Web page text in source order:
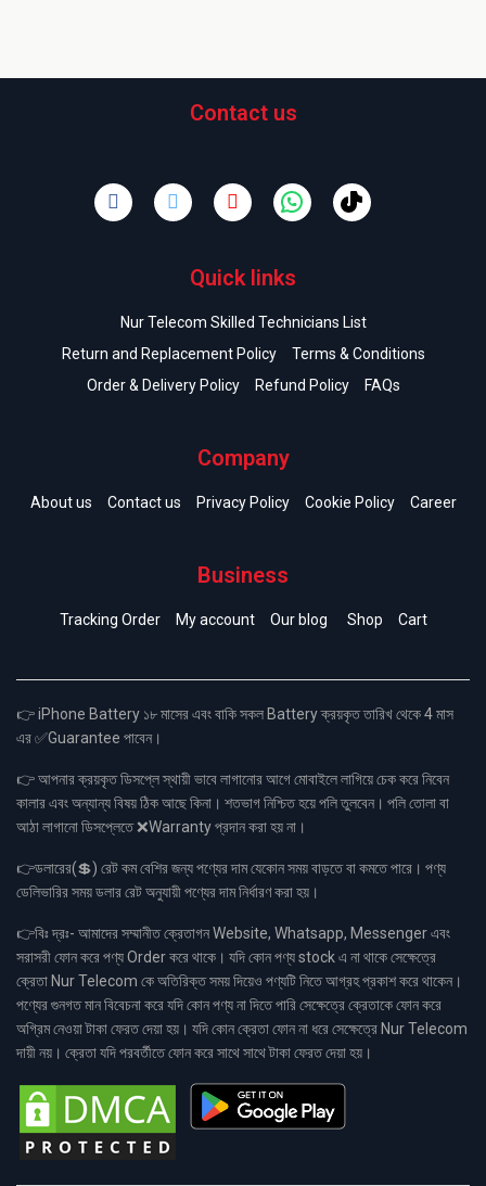
Contact us
Quick links
Nur Telecom Skilled Technicians List
Return and Replacement Policy
Terms & Conditions
Order & Delivery Policy
Refund Policy FAQs
Company
About us Contact us Privacy Policy Cookie Policy Career
Business
Tracking Order My account Our blog Shop Cart
👉 iPhone Battery ১৮ মাসের এবং বাকি সকল Battery ক্রয়কৃত তারিখ থেকে 4 মাস
এর ✅Guarantee পাবেন।
👉 আপনার ক্রয়কৃত ডিসপ্লে স্থায়ী ভাবে লাগানোর আগে মোবাইলে লাগিয়ে চেক করে নিবেন
কালার এবং অন্যান্য বিষয় ঠিক আছে কিনা। শতভাগ নিশ্চিত হয়ে পলি তুলবেন। পলি তোলা বা
আঠা লাগানো ডিসপ্লেতে ❌Warranty প্রদান করা হয় না।
👉ডলারের(💲) রেট কম বেশির জন্য পণ্যের দাম যেকোন সময় বাড়তে বা কমতে পারে। পণ্য
ডেলিভারির সময় ডলার রেট অনুযায়ী পণ্যের দাম নির্ধারণ করা হয়।
👉বিঃ দ্রঃ- আমাদের সম্মানীত ক্রেতাগন Website, Whatsapp, Messenger এবং
সরাসরী ফোন করে পণ্য Order করে থাকে। যদি কোন পণ্য stock এ না থাকে সেক্ষেত্রে
ক্রেতা Nur Telecom কে অতিরিক্ত সময় দিয়েও পণ্যটি নিতে আগ্রহ প্রকাশ করে থাকেন।
পণ্যের গুনগত মান বিবেচনা করে যদি কোন পণ্য না দিতে পারি সেক্ষেত্রে ক্রেতাকে ফোন করে
অগ্রিম নেওয়া টাকা ফেরত দেয়া হয়। যদি কোন ক্রেতা ফোন না ধরে সেক্ষেত্রে Nur Telecom
দায়ী নয়। ক্রেতা যদি পরবর্তীতে ফোন করে সাথে সাথে টাকা ফেরত দেয়া হয়।